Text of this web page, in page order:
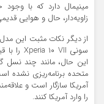
مینیمال دارد که با
زاویه‌دار، حال و هوایی
از دیگر نکات مثبت این
این حال، مانند چند نسل
متحده برنامه‌ریزی نشده
آمریکا سازگار است و
را وارد آمریکا کنند.